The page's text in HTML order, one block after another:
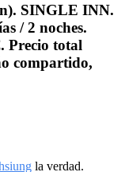
SINGLE INN.
/ 2 noches.
Precio total
compartido,
la verdad.